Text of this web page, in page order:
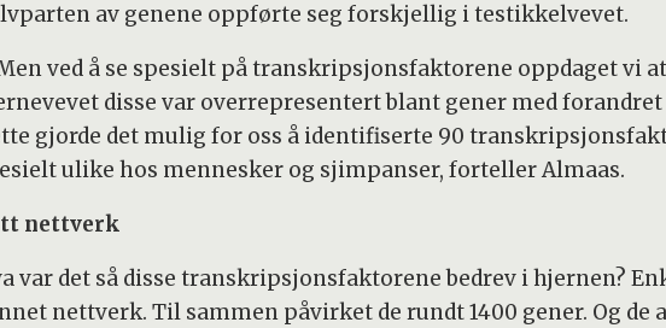
av genene oppførte seg forskjellig i testikkelvevet.
ved å se spesielt på transkripsjonsfaktorene oppdaget vi
disse var overrepresentert blant gener med
gjorde det mulig for oss å identifiserte 90
ulike hos mennesker og sjimpanser, forteller Almaas.
nettverk
var det så disse transkripsjonsfaktorene bedrev i hjernen?
nettverk. Til sammen påvirket de rundt 1400 gener. Og de